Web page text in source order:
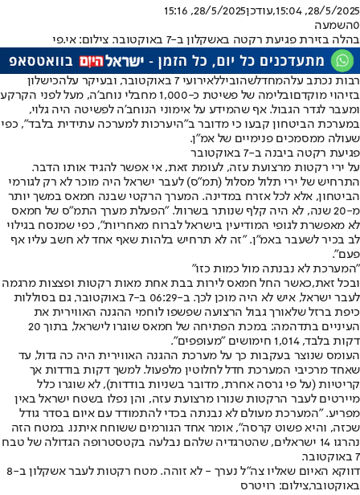
28/5/2025, 15:04
,עודכן28/5/2025, 15:16
0השמעה
בהלה בזירת פגיעת רקטה באשקלון ב-7 באוקטובר. צילום: אי.פי
רבות נכתב עלהמחדלשהוביללאירועי 7 באוקטובר , ובעיקר עלהכישלון
בזיהוי מוקדם
ובלימה של פשיטת כ-1,000 מחבלי נוחב'ה, מעל לפני הקרקע
ומעבר לגדר הגבול. אף שהמידע על אימוני הנוחב'ה לפשיטה היה גלוי,
במערכת הביטחון קבעו כי מדובר ב"היערכות למערכה עתידית בלבד", כפי
שעולה ממסמכים פנימיים של אמ"ן.
פגיעת רקטה ביבנה ב-7 באוקטובר
על ירי רקטות מרצועת עזה, לעומת זאת, אי אפשר להגיד אותו הדבר.
התרחיש של ירי תלול מסלול (תמ"ס) לעבר ישראל היה מוכר לא רק לגורמי
הביטחון, אלא לכל אזרח במדינה. המערך הרקטי שבנה חמאס במשך יותר
מ-20 שנה, לא היה קלף שנותר בשרוול. "הפעלת מערך התמ"ס של חמאס
לא מאפשרת לגופי המודיעין בישראל לברוח מאחריות", כפי שמנסח בגילוי
לב בכיר לשעבר באמ"ן. "זה לא תרחיש בלהות שאף אחד לא חשב עליו אף
פעם".
"המערכת לא נבנתה מול כמות כזו"
ובכל זאת,כאשר החל חמאס לירות בבת אחת מאות רקטות ופצצות מרגמה
לעבר ישראל
, איש לא היה מוכן לכך. ב-06:29 ב-7 באוקטובר, גם בסוללות
כיפת ברזל שלאורך גבול הרצועה שפשפו לוחמי ההגנה האווירית את
העיניים בתדהמה: במכת הפתיחה של חמאס שוגרו לישראל, בתוך 20
דקות בלבד, 1,014 חימושים "מעופפים".
העומס שנוצר בעקבות כך על מערכת ההגנה האווירית היה כה גדול, עד
שאחד מרכיבי המערכת חדל לחלוטין מלפעול. למשך דקות בודדות אך
קריטיות (על פי גרסה אחרת, מדובר בשניות בודדות), לא שוגרו כלל
מיירטים לעבר הרקטות שנורו מרצועת עזה, והן נפלו בשטח ישראל באין
מפריע. "המערכת מעולם לא נבנתה בכדי להתמודד עם איום בסדר גודל
שכזה, והיא פשוט קרסה", אומר אחד הגורמים ששוחח איתנו. במטח הזה
נהרגו 14 ישראלים, שהטרגדיה שלהם נבלעה בקטסטרופה הגדולה של טבח
7 באוקטובר.
דווקא האיום שאליו צה"ל נערך - לא זוהה. מטח רקטות לעבר אשקלון ב-8
באוקטובר,צילום: רויטרס